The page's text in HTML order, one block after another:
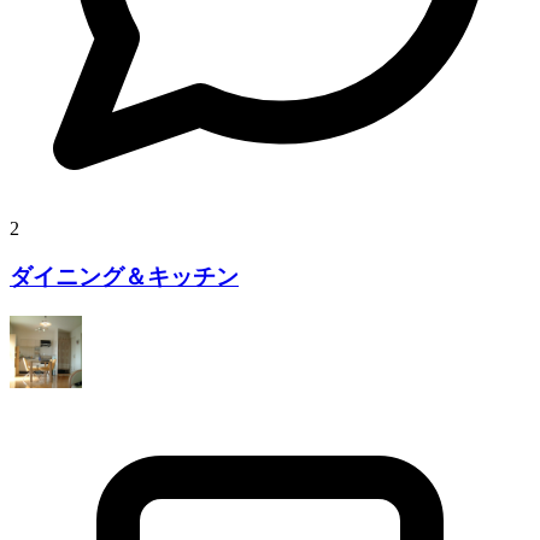
2
ダイニング＆キッチン